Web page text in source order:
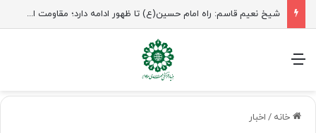
شیخ نعیم قاسم: راه امام حسین(ع) تا ظهور ادامه دارد؛ مقاومت از کربلا الهام می‌گیرد
منو
خانه / اخبار